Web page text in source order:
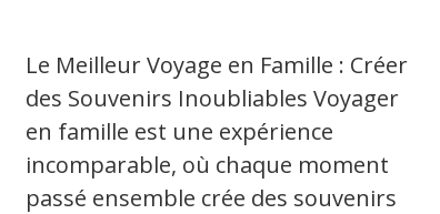
Le Meilleur Voyage en Famille : Créer
des Souvenirs Inoubliables Voyager
en famille est une expérience
incomparable, où chaque moment
passé ensemble crée des souvenirs